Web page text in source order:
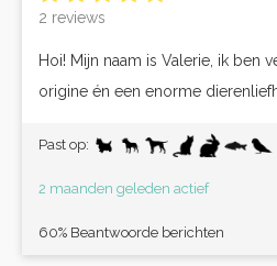
2 reviews
Hoi! Mijn naam is Valerie, ik ben
origine én een enorme
Past op:
2 maanden geleden actief
60% Beantwoorde berichten